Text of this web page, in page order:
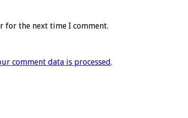
for the next time I comment.
comment data is processed.